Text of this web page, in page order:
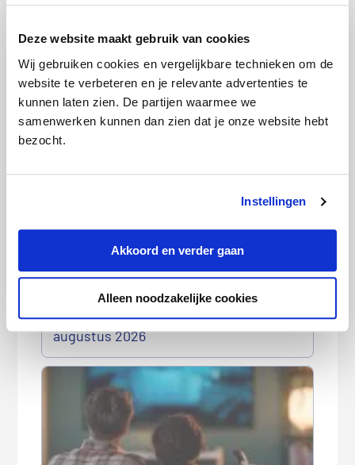
Deze website maakt gebruik van cookies
Wij gebruiken cookies en vergelijkbare technieken om de
website te verbeteren en je relevante advertenties te
kunnen laten zien. De partijen waarmee we
samenwerken kunnen dan zien dat je onze website hebt
bezocht.
Instellingen
Akkoord en verder gaan
Alleen noodzakelijke cookies
Goedkoopste woonverzekering in
augustus 2026
Goedkoopste sim only-abonnement in
augustus 2026